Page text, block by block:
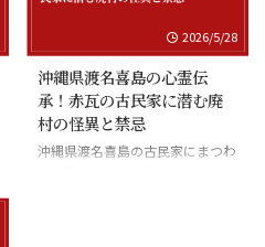
2026/5/28
沖縄県渡名喜島の心霊伝
承！赤瓦の古民家に潜む廃
村の怪異と禁忌
沖縄県渡名喜島の古民家にまつわ